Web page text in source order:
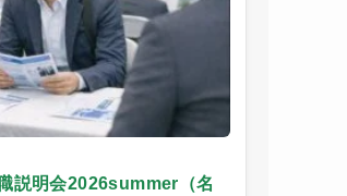
説明会2026summer（名